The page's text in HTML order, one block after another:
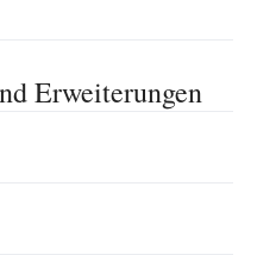
Erweiterungen